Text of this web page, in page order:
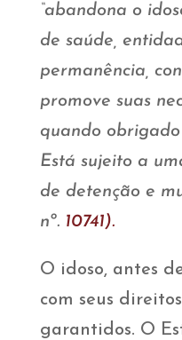
“abandona o
de saúde,
permanência,
promove suas
quando
Está sujeito a
de detenção e
nº. 10741).
O idoso, antes
com seus
garantidos. O